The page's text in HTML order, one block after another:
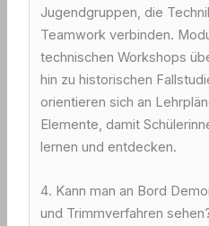
Jugendgruppen, die
Teamwork verbinden.
technischen Workshops
hin zu historischen
orientieren sich an
Elemente, damit
lernen und entdecken.
4. Kann man an Bord
und Trimmverfahren